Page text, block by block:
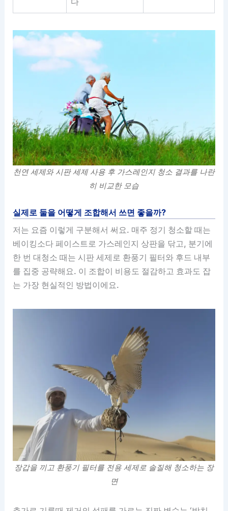
천연 세제와 시판 세제 사용 후 가스레인지 청소 결과를 나란
히 비교한 모습
실제로 둘을 어떻게 조합해서 쓰면 좋을까?
저는 요즘 이렇게 구분해서 써요. 매주 정기 청소할 때는
베이킹소다 페이스트로 가스레인지 상판을 닦고, 분기에
한 번 대청소 때는 시판 세제로 환풍기 필터와 후드 내부
를 집중 공략해요. 이 조합이 비용도 절감하고 효과도 잡
는 가장 현실적인 방법이에요.
장갑을 끼고 환풍기 필터를 전용 세제로 솔질해 청소하는 장
면